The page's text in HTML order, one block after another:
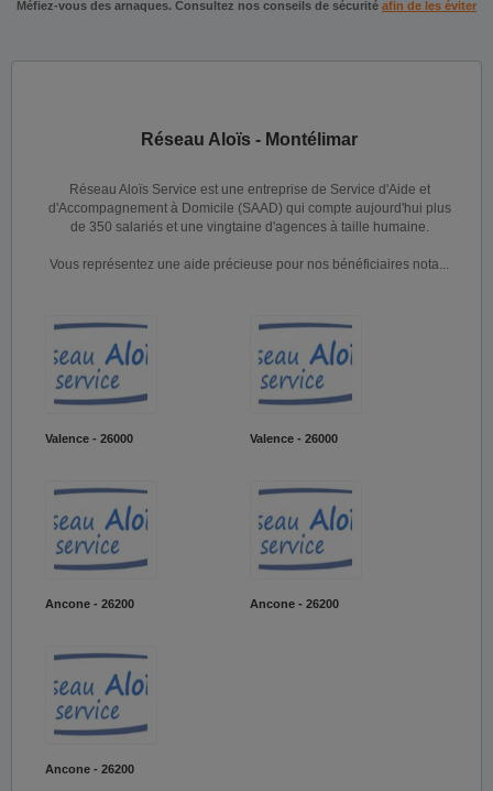
Méfiez-vous des arnaques. Consultez nos conseils de sécurité afin de les éviter
Réseau Aloïs - Montélimar
Réseau Aloïs Service est une entreprise de Service d'Aide et
d'Accompagnement à Domicile (SAAD) qui compte aujourd'hui plus
de 350 salariés et une vingtaine d'agences à taille humaine.
Vous représentez une aide précieuse pour nos bénéficiaires nota...
Valence - 26000 Valence - 26000
Ancone - 26200 Ancone - 26200
Ancone - 26200